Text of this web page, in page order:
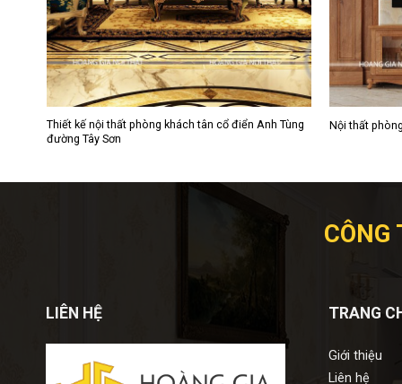
Thiết kế nội thất phòng khách tân cổ điển Anh Tùng
đường Tây Sơn
Nội thất
CÔNG
LIÊN HỆ TRANG
Giới thiệu
Liên hệ